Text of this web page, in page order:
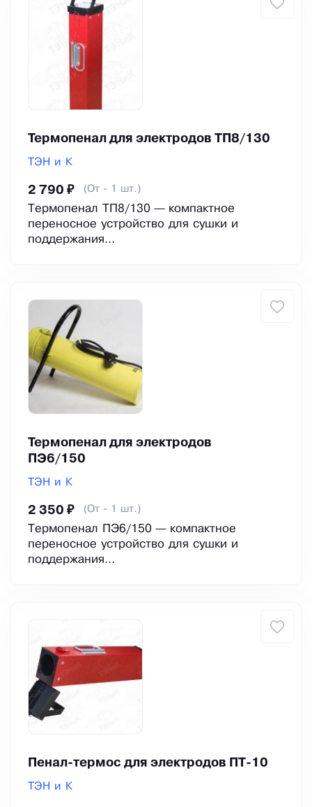
Термопенал для электродов ТП8/130
ТЭН и К
2 790 ₽ (От - 1 шт.)
Термопенал ТП8/130 — компактное
переносное устройство для сушки и
поддержания...
Термопенал для электродов
ПЭ6/150
ТЭН и К
2 350 ₽ (От - 1 шт.)
Термопенал ПЭ6/150 — компактное
переносное устройство для сушки и
поддержания...
Пенал-термос для электродов ПТ-10
ТЭН и К